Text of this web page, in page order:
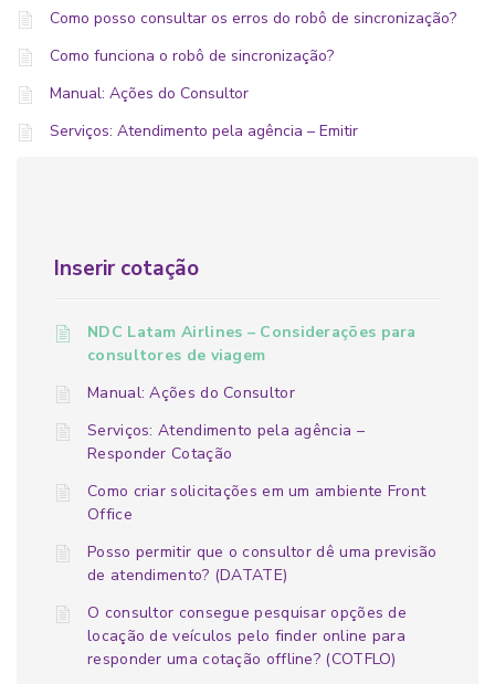
Como posso consultar os erros do robô de sincronização?
Como funciona o robô de sincronização?
Manual: Ações do Consultor
Serviços: Atendimento pela agência – Emitir
Inserir cotação
NDC Latam Airlines – Considerações para
consultores de viagem
Manual: Ações do Consultor
Serviços: Atendimento pela agência –
Responder Cotação
Como criar solicitações em um ambiente Front
Office
Posso permitir que o consultor dê uma previsão
de atendimento? (DATATE)
O consultor consegue pesquisar opções de
locação de veículos pelo finder online para
responder uma cotação offline? (COTFLO)